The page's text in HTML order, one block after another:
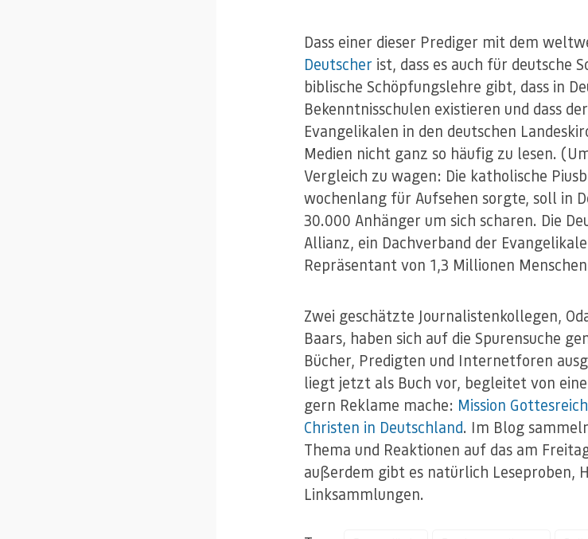
Dass einer dieser Prediger mit dem
Deutscher ist, dass es auch für deutsche
biblische Schöpfungslehre gibt, dass in
Bekenntnisschulen existieren und dass
Evangelikalen in den deutschen
Medien nicht ganz so häufig zu lesen.
Vergleich zu wagen: Die katholische
wochenlang für Aufsehen sorgte, soll in
30.000 Anhänger um sich scharen. Die
Allianz, ein Dachverband der
Repräsentant von 1,3 Millionen
Zwei geschätzte Journalistenkollegen,
Baars, haben sich auf die Spurensuche
Bücher, Predigten und Internetforen
liegt jetzt als Buch vor, begleitet von
gern Reklame mache: Mission
Christen in Deutschland. Im Blog
Thema und Reaktionen auf das am
außerdem gibt es natürlich Leseproben,
Linksammlungen.